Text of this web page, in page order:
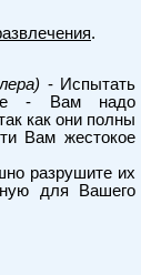
.
- Испытать
- Вам надо
как они полны
Вам жестокое
разрушите их
для Вашего